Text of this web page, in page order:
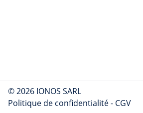
© 2026 IONOS SARL
Politique de confidentialité- CGV